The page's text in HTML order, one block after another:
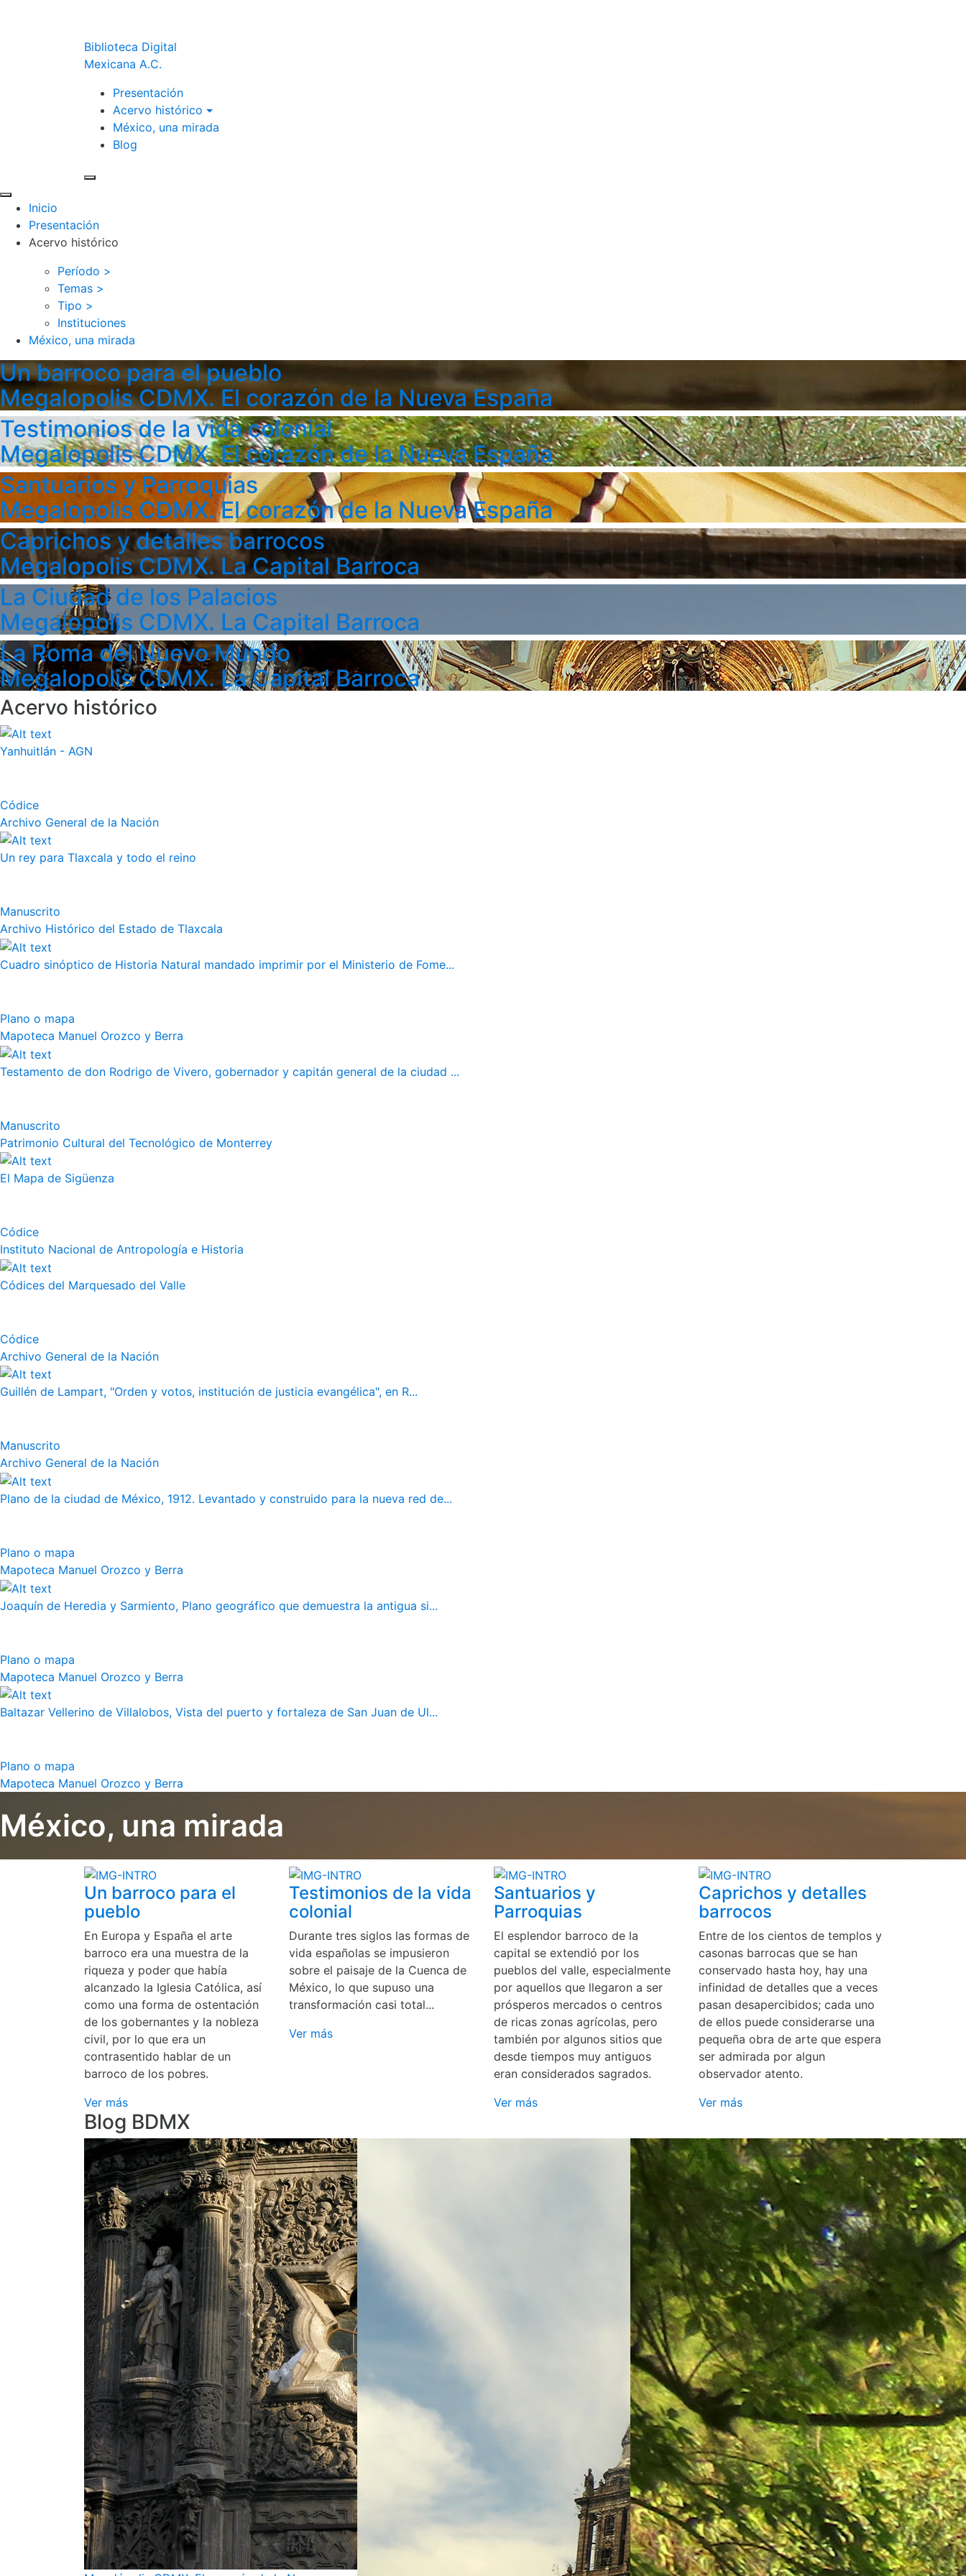
Biblioteca Digital
Mexicana A.C.
Presentación
Acervo histórico
México, una mirada
Blog
Inicio
Presentación
Acervo histórico
Período >
Temas >
Tipo >
Instituciones
México, una mirada
Un barroco para el pueblo
Megalopolis CDMX. El corazón de la Nueva España
Testimonios de la vida colonial
Megalopolis CDMX. El corazón de la Nueva España
Santuarios y Parroquias
Megalopolis CDMX. El corazón de la Nueva España
Caprichos y detalles barrocos
Megalopolis CDMX. La Capital Barroca
La Ciudad de los Palacios
Megalopolis CDMX. La Capital Barroca
La Roma del Nuevo Mundo
Megalopolis CDMX. La Capital Barroca
Acervo histórico
Yanhuitlán - AGN
Códice
Archivo General de la Nación
Un rey para Tlaxcala y todo el reino
Manuscrito
Archivo Histórico del Estado de Tlaxcala
Cuadro sinóptico de Historia Natural mandado imprimir por el Ministerio de Fome...
Plano o mapa
Mapoteca Manuel Orozco y Berra
Testamento de don Rodrigo de Vivero, gobernador y capitán general de la ciudad ...
Manuscrito
Patrimonio Cultural del Tecnológico de Monterrey
El Mapa de Sigüenza
Códice
Instituto Nacional de Antropología e Historia
Códices del Marquesado del Valle
Códice
Archivo General de la Nación
Guillén de Lampart, "Orden y votos, institución de justicia evangélica", en R...
Manuscrito
Archivo General de la Nación
Plano de la ciudad de México, 1912. Levantado y construido para la nueva red de...
Plano o mapa
Mapoteca Manuel Orozco y Berra
Joaquín de Heredia y Sarmiento, Plano geográfico que demuestra la antigua si...
Plano o mapa
Mapoteca Manuel Orozco y Berra
Baltazar Vellerino de Villalobos, Vista del puerto y fortaleza de San Juan de Ul...
Plano o mapa
Mapoteca Manuel Orozco y Berra
México, una mirada
Un barroco para el
pueblo
En Europa y España el arte
barroco era una muestra de la
riqueza y poder que había
alcanzado la Iglesia Católica, así
como una forma de ostentación
de los gobernantes y la nobleza
civil, por lo que era un
contrasentido hablar de un
barroco de los pobres.
Ver más
Testimonios de la vida
colonial
Durante tres siglos las formas de
vida españolas se impusieron
sobre el paisaje de la Cuenca de
México, lo que supuso una
transformación casi total...
Ver más
Santuarios y
Parroquias
El esplendor barroco de la
capital se extendió por los
pueblos del valle, especialmente
por aquellos que llegaron a ser
prósperos mercados o centros
de ricas zonas agrícolas, pero
también por algunos sitios que
desde tiempos muy antiguos
eran considerados sagrados.
Ver más
Caprichos y detalles
barrocos
Entre de los cientos de templos y
casonas barrocas que se han
conservado hasta hoy, hay una
infinidad de detalles que a veces
pasan desapercibidos; cada uno
de ellos puede considerarse una
pequeña obra de arte que espera
ser admirada por algun
observador atento.
Ver más
Blog BDMX